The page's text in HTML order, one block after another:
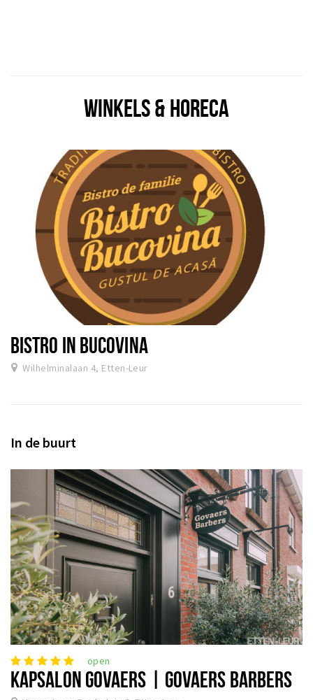
WINKELS & HORECA
BISTRO IN BUCOVINA
Wilhelminalaan 4, Etten-Leur
In de buurt
open
KAPSALON GOVAERS | GOVAERS BARBERS